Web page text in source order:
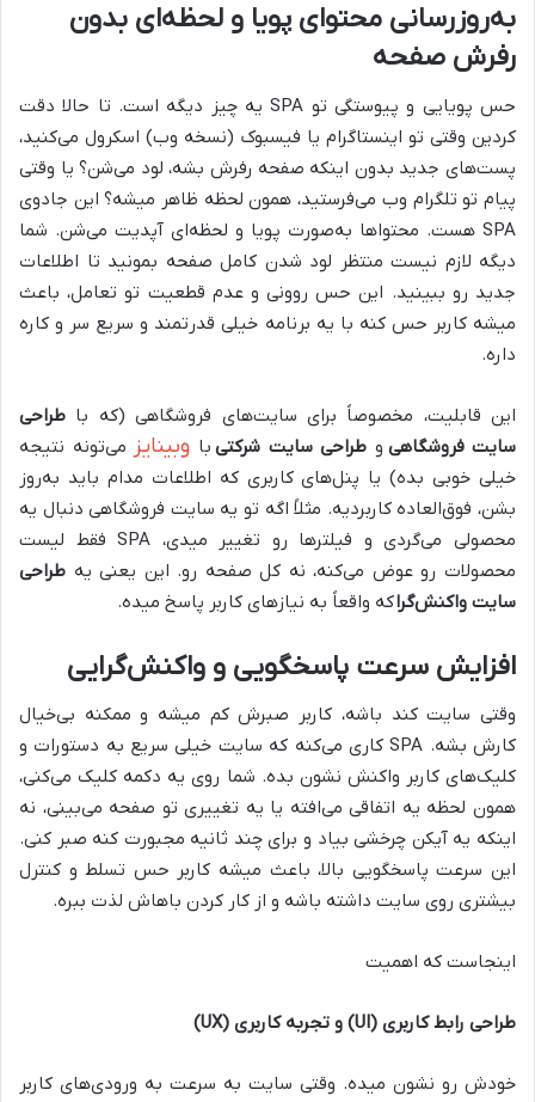
به‌روزرسانی محتوای پویا و لحظه‌ای بدون
رفرش صفحه
حس پویایی و پیوستگی تو SPA یه چیز دیگه است. تا حالا دقت
کردین وقتی تو اینستاگرام یا فیسبوک (نسخه وب) اسکرول می‌کنید،
پست‌های جدید بدون اینکه صفحه رفرش بشه، لود می‌شن؟ یا وقتی
پیام تو تلگرام وب می‌فرستید، همون لحظه ظاهر میشه؟ این جادوی
SPA هست. محتواها به‌صورت پویا و لحظه‌ای آپدیت می‌شن. شما
دیگه لازم نیست منتظر لود شدن کامل صفحه بمونید تا اطلاعات
جدید رو ببینید. این حس روونی و عدم قطعیت تو تعامل، باعث
میشه کاربر حس کنه با یه برنامه خیلی قدرتمند و سریع سر و کاره
داره.
این قابلیت، مخصوصاً برای سایت‌های فروشگاهی (که با طراحی
سایت فروشگاهی و طراحی سایت شرکتی با وبینایز می‌تونه نتیجه
خیلی خوبی بده) یا پنل‌های کاربری که اطلاعات مدام باید به‌روز
بشن، فوق‌العاده کاربردیه. مثلاً اگه تو یه سایت فروشگاهی دنبال یه
محصولی می‌گردی و فیلترها رو تغییر میدی، SPA فقط لیست
محصولات رو عوض می‌کنه، نه کل صفحه رو. این یعنی یه طراحی
سایت واکنش‌گراکه واقعاً به نیازهای کاربر پاسخ میده.
افزایش سرعت پاسخگویی و واکنش‌گرایی
وقتی سایت کند باشه، کاربر صبرش کم میشه و ممکنه بی‌خیال
کارش بشه. SPA کاری می‌کنه که سایت خیلی سریع به دستورات و
کلیک‌های کاربر واکنش نشون بده. شما روی یه دکمه کلیک می‌کنی،
همون لحظه یه اتفاقی می‌افته یا یه تغییری تو صفحه می‌بینی، نه
اینکه یه آیکن چرخشی بیاد و برای چند ثانیه مجبورت کنه صبر کنی.
این سرعت پاسخگویی بالا، باعث میشه کاربر حس تسلط و کنترل
بیشتری روی سایت داشته باشه و از کار کردن باهاش لذت ببره.
اینجاست که اهمیت
طراحی رابط کاربری (UI) و تجربه کاربری (UX)
خودش رو نشون میده. وقتی سایت به سرعت به ورودی‌های کاربر